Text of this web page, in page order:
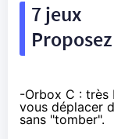
7 jeux
-Orbox C : très
vous déplacer
sans "tomber".